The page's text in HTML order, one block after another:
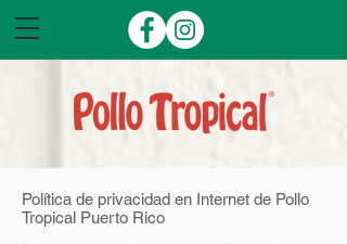
Política de privacidad en Internet de Pollo
Tropical Puerto Rico